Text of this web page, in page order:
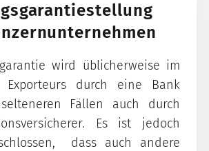
wird üblicherweise im
Exporteurs durch eine Bank
Fällen auch durch
Es ist jedoch
dass auch andere